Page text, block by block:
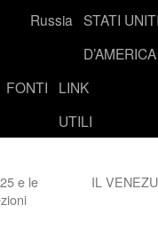
Russia STATI
D’AMERICA
FONTI
LINK
UTILI
e le
IL